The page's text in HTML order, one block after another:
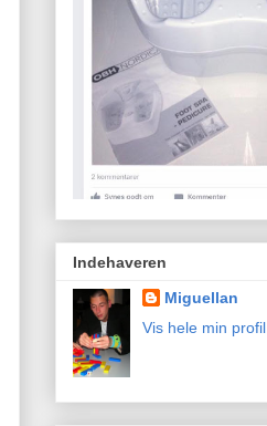
Indehaveren
Miguellan
Vis hele min profil